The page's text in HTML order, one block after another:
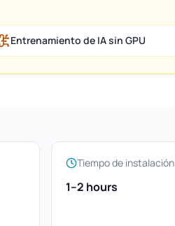
Entrenamiento de IA sin GPU
Tiempo de instalación
1–2 hours